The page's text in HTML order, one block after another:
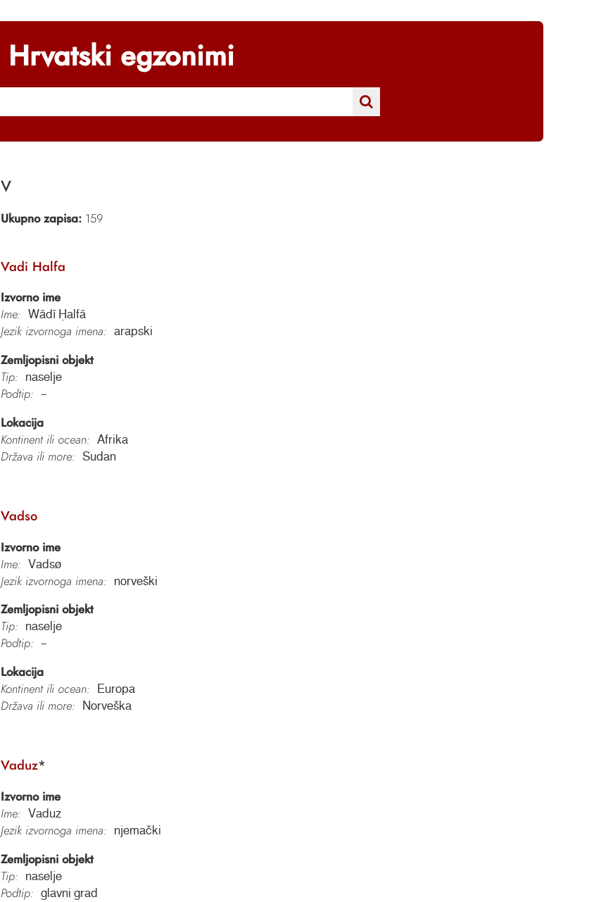
Hrvatski egzonimi
V
Ukupno zapisa:159
Vadi Halfa
Izvorno ime
Ime:
Wādī Ḥalfā
Jezik izvornoga imena: arapski
Zemljopisni objekt
Tip:
naselje
Podtip: –
Lokacija
Kontinent ili ocean:
Afrika
Država ili more: Sudan
Vadso
Izvorno ime
Ime:
Vadsø
Jezik izvornoga imena: norveški
Zemljopisni objekt
Tip:
naselje
Podtip: –
Lokacija
Kontinent ili ocean:
Europa
Država ili more: Norveška
Vaduz*
Izvorno ime
Ime:
Vaduz
Jezik izvornoga imena: njemački
Zemljopisni objekt
Tip:
naselje
Podtip: glavni grad